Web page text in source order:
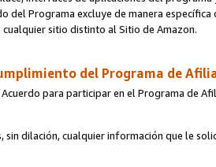
del Programa excluye de manera
sitio distinto al Sitio de Amazon.
del Programa de
para participar en el Programa de
sin dilación, cualquier información que le